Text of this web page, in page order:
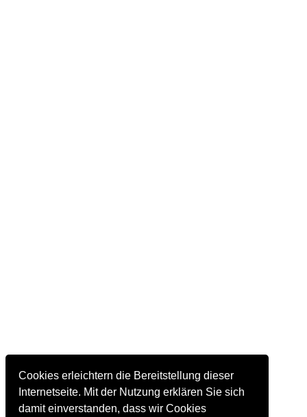
Cookies erleichtern die Bereitstellung dieser
Internetseite. Mit der Nutzung erklären Sie sich
damit einverstanden, dass wir Cookies